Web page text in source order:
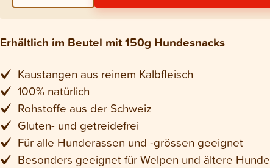
Erhältlich im Beutel mit 150g Hundesnacks
Kaustangen aus reinem Kalbfleisch
100% natürlich
Rohstoffe aus der Schweiz
Gluten- und getreidefrei
Für alle Hunderassen und -grössen geeignet
Besonders geeignet für Welpen und ältere Hunde